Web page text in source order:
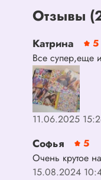
Отзывы
Катрина
5
Все супер,еще
11.06.2025
Софья
5
Очень крутое
15.08.2024